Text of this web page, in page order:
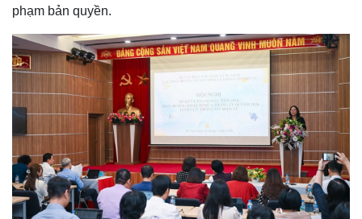
Quan sát
Cuộc sống đó đây
Hồ sơ
E-Magazine
Infographic
phạm bản quyền.